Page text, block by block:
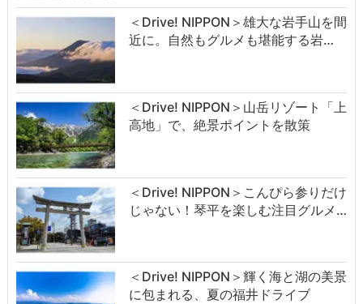
＜Drive! NIPPON＞雄大な岩手山を間
近に。自然もグルメも堪能する岩…
＜Drive! NIPPON＞山岳リゾート「上
高地」で、絶景ポイントを散策
＜Drive! NIPPON＞こんぴら参りだけ
じゃない！琴平を楽しむ注目グルメ…
＜Drive! NIPPON＞輝く海と湖の美景
に包まれる、夏の福井ドライブ